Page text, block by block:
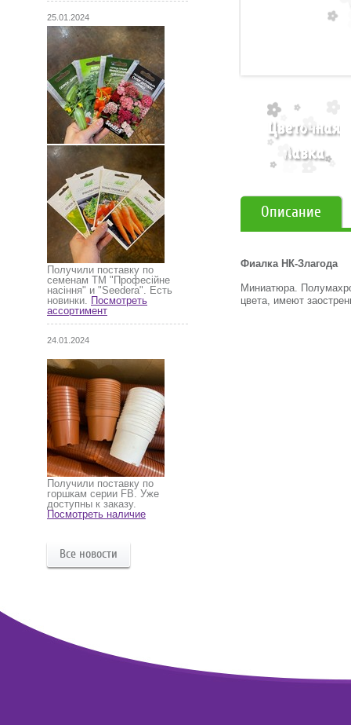
25.01.2024
Получили поставку по
семенам ТМ "Професійне
насіння" и "Seedera". Есть
новинки. Посмотреть
ассортимент
24.01.2024
Получили поставку по
горшкам серии FB. Уже
доступны к заказу.
Посмотреть наличие
Все новости
Описание
Фиалка НК-Злагода
Миниатюра.
цвета, имеют